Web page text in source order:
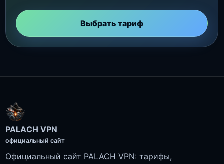
Выбрать тариф
PALACH VPN
официальный сайт
Официальный сайт PALACH VPN: тарифы,